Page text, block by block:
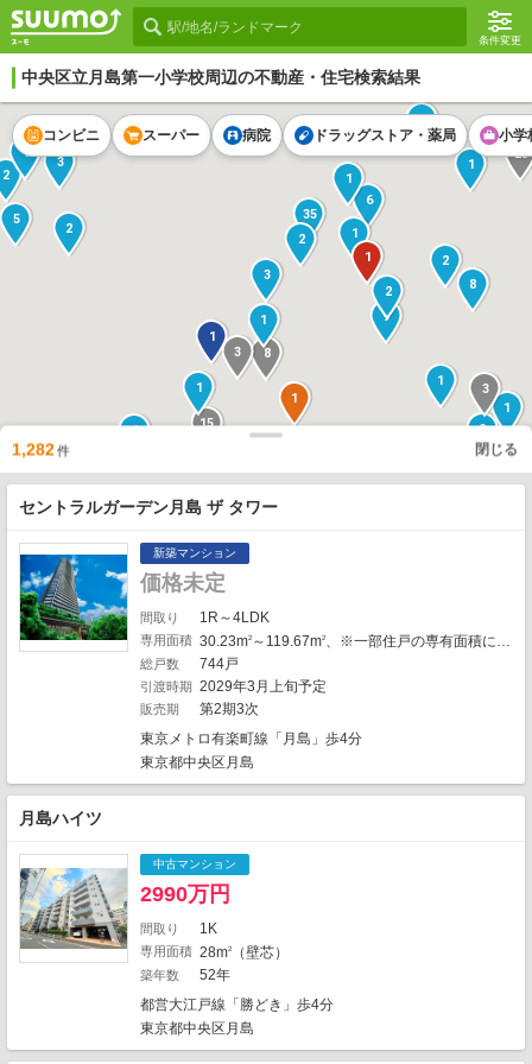
条件変更
中央区立月島第一小学校周辺の不動産・住宅検索結果
18
1
12
2
8
79
17
25
9
2
12
8
1
1
2
2
21
4
16
6
5
1 15
1
1
3
3
1
1
1
38
1
3
3
1
2
1
1
35
8
3
1
2
1
1
1
コンビニ スーパー 病院 ドラッグストア・薬局 小学
1,282件 閉じる
セントラルガーデン月島 ザ タワー
新築マンション
価格未定
間取り 1R～4LDK
専用面積 30.23m2 ～119.67m2、※一部住戸の専有面積にトランクルーム面積0.3m
総戸数 744戸
引渡時期 2029年3月上旬予定
販売期
第2期3次
東京メトロ有楽町線「月島」歩4分
東京都中央区月島
月島ハイツ
中古マンション
2990万円
間取り 1K
専用面積 28m2 （壁芯）
築年数
52年
都営大江戸線「勝どき」歩4分
東京都中央区月島